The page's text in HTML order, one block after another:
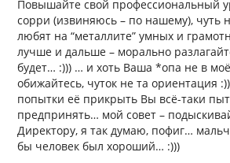
Повышайте свой профессиональный
сорри (извиняюсь – по нашему), чуть
любят на “металлите” умных и
лучше и дальше – морально
будет… :))) … и хоть Ваша *опа не в
обижайтесь, чуток не та ориентация
попытки её прикрыть Вы всё-таки
предпринять… мой совет –
Директору, я так думаю, пофиг…
бы человек был хороший… :)))